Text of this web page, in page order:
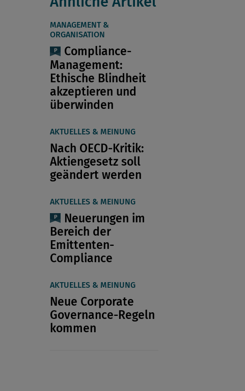
MANAGEMENT &
ORGANISATION
Compliance-
Management:
Ethische Blindheit
akzeptieren und
überwinden
AKTUELLES & MEINUNG
Nach OECD-Kritik:
Aktiengesetz soll
geändert werden
AKTUELLES & MEINUNG
Neuerungen im
Bereich der
Emittenten-
Compliance
AKTUELLES & MEINUNG
Neue Corporate
Governance-Regeln
kommen